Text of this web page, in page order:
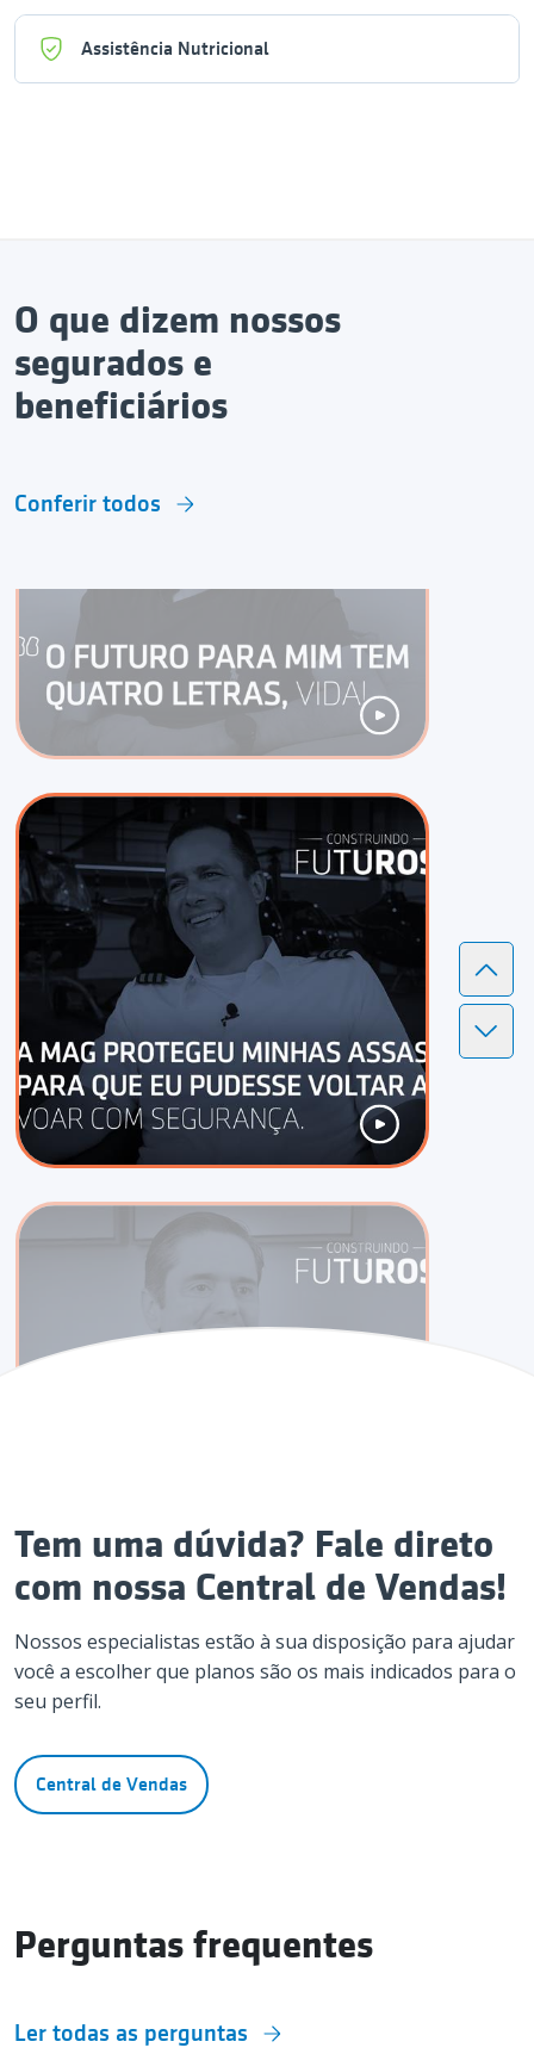
Assistência Nutricional
O que dizem nossos
segurados e
beneficiários
Conferir todos
Tem uma dúvida? Fale direto
com nossa Central de Vendas!
Nossos especialistas estão à sua disposição para ajudar
você a escolher que planos são os mais indicados para o
seu perfil.
Central de Vendas
Perguntas frequentes
Ler todas as perguntas